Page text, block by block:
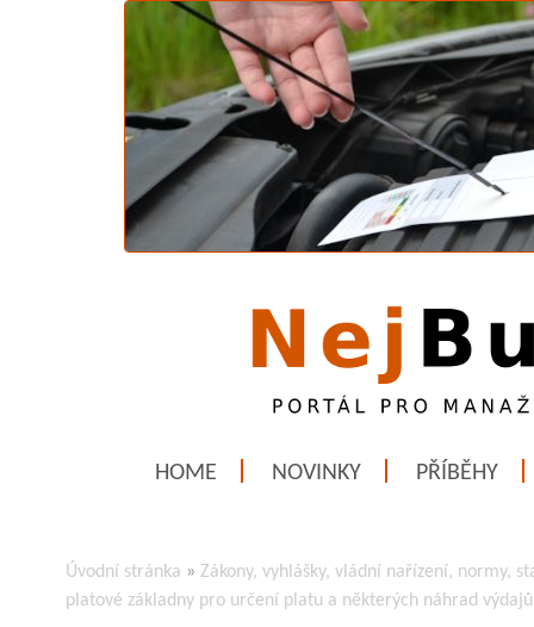
HOME NOVINKY PŘÍBĚHY
Úvodní stránka » Zákony, vyhlášky, vládní nařízení, normy,
platové základny pro určení platu a některých náhrad